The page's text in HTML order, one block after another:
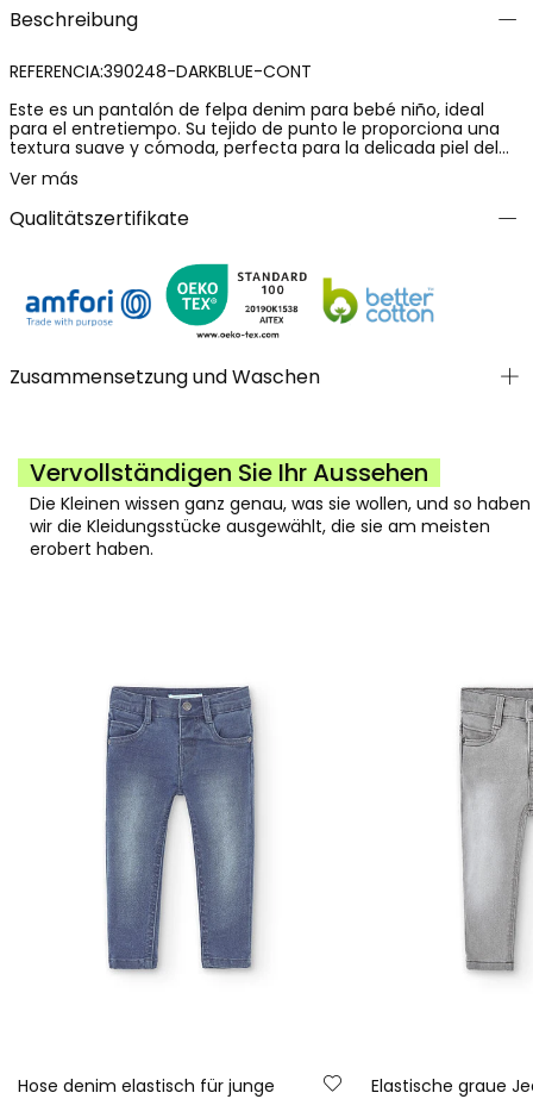
Beschreibung
REFERENCIA:390248-DARKBLUE-CONT
Este es un pantalón de felpa denim para bebé niño, ideal
para el entretiempo. Su tejido de punto le proporciona una
textura suave y cómoda, perfecta para la delicada piel del
niño. La prenda es de color azul marino, un tono versátil que
combina con todo. El diseño es liso, sin decoraciones, lo que
le da un aspecto sencillo y elegante. Las tallas disponibles
van desde los 12 meses hasta los 8 años, cubriendo así una
práctica y estilosa para el vestuario de tu pequeño.
Ver más
Qualitätszertifikate
Zusammensetzung und Waschen
Vervollständigen Sie Ihr Aussehen
Die Kleinen wissen ganz genau, was sie wollen, und so haben
wir die Kleidungsstücke ausgewählt, die sie am meisten
erobert haben.
Hose denim elastisch für junge